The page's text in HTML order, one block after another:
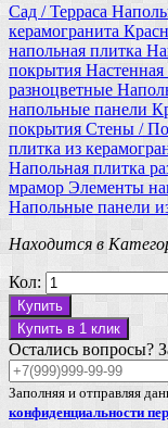
Сад / Терраса
керамогранита
напольная плитка
покрытия Настенная
разноцветные
напольные панели
покрытия Стены /
плитка из
Напольная плитка
мрамор Элементы
Напольные панели
Находится в
Кол:
Купить
Купить в 1 клик
Остались вопросы?
Заполняя и отправляя
конфиденциальности